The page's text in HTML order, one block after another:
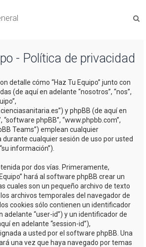
- Política de privacidad
detalle cómo “Haz Tu Equipo” junto con
(de aquí en adelante “nosotros”, “nos”,
y phpBB (de aquí en
“software phpBB”, “www.phpbb.com”,
Teams”) emplean cualquier
cualquier sesión de uso por usted
información”).
por dos vías. Primeramente,
hará al software phpBB crear un
cuales son un pequeño archivo de texto
archivos temporales del navegador de
cookies sólo contienen un identificador
adelante “user-id”) y un identificador de
en adelante “session-id”),
a usted por el software phpBB. Una
una vez que haya navegado por temas